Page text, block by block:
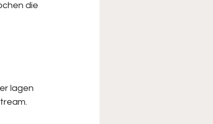
die
lagen